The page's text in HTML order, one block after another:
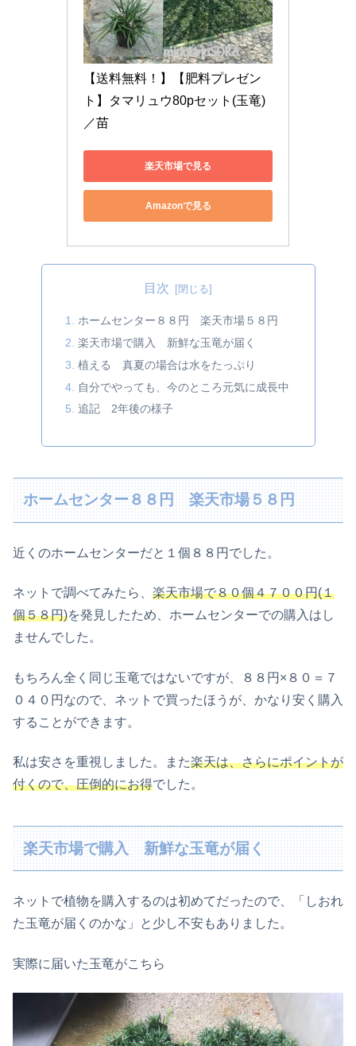
【送料無料！】【肥料プレゼン
ト】タマリュウ80pセット(玉竜)
／苗
楽天市場で見る
Amazonで見る
目次
ホームセンター８８円 楽天市場５８円
楽天市場で購入 新鮮な玉竜が届く
植える 真夏の場合は水をたっぷり
自分でやっても、今のところ元気に成長中
追記 2年後の様子
ホームセンター８８円 楽天市場５８円
近くのホームセンターだと１個８８円でした。
ネットで調べてみたら、 楽天市場で８０個４７００円(１
個５８円)を発見したため、ホームセンターでの購入はし
ませんでした。
もちろん全く同じ玉竜ではないですが、８８円×８０＝７
０４０円なので、ネットで買ったほうが、かなり安く購入
することができます。
私は安さを重視しました。また楽天は、さらにポイントが
付くので、圧倒的にお得でした。
楽天市場で購入 新鮮な玉竜が届く
ネットで植物を購入するのは初めてだったので、「しおれ
た玉竜が届くのかな」と少し不安もありました。
実際に届いた玉竜がこちら